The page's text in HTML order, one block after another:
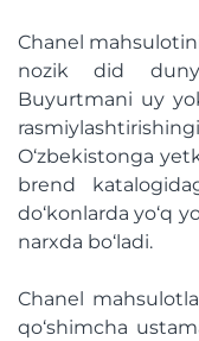
Chanel
nozik did
Buyurtmani uy
O‘zbekistonga
brend
do‘konlarda yo‘q
narxda bo‘ladi.
Chanel
qo‘shimcha